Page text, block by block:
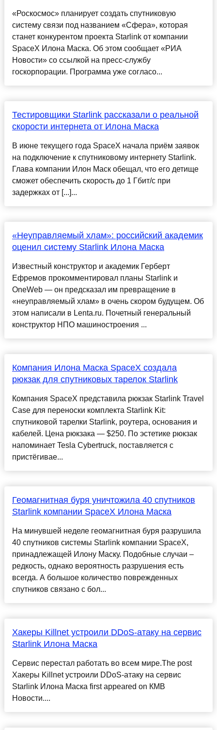
«Роскосмос» планирует создать спутниковую
систему связи под названием «Сфера», которая
станет конкурентом проекта Starlink от компании
SpaceX Илона Маска. Об этом сообщает «РИА
Новости» со ссылкой на пресс-службу
госкорпорации. Программа уже согласо...
Тестировщики Starlink рассказали о реальной
скорости интернета от Илона Маска
В июне текущего года SpaceX начала приём заявок
на подключение к спутниковому интернету Starlink.
Глава компании Илон Маск обещал, что его детище
сможет обеспечить скорость до 1 Гбит/с при
задержках от [...]...
«Неуправляемый хлам»: российский академик
оценил систему Starlink Илона Маска
Известный конструктор и академик Герберт
Ефремов прокомментировал планы Starlink и
OneWeb — он предсказал им превращение в
«неуправляемый хлам» в очень скором будущем. Об
этом написали в Lenta.ru. Почетный генеральный
конструктор НПО машиностроения ...
Компания Илона Маска SpaceX создала
рюкзак для спутниковых тарелок Starlink
Компания SpaceX представила рюкзак Starlink Travel
Case для переноски комплекта Starlink Kit:
спутниковой тарелки Starlink, роутера, основания и
кабелей. Цена рюкзака — $250. По эстетике рюкзак
напоминает Tesla Cybertruck, поставляется с
пристёгивае...
Геомагнитная буря уничтожила 40 спутников
Starlink компании SpaceX Илона Маска
На минувшей неделе геомагнитная буря разрушила
40 спутников системы Starlink компании SpaceX,
принадлежащей Илону Маску. Подобные случаи –
редкость, однако вероятность разрушения есть
всегда. А большое количество поврежденных
спутников связано с бол...
Хакеры Killnet устроили DDoS-атаку на сервис
Starlink Илона Маска
Сервис перестал работать во всем мире.The post
Хакеры Killnet устроили DDoS-атаку на сервис
Starlink Илона Маска first appeared on КМВ
Новости....